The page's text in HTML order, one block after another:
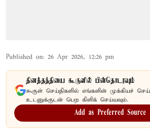
Published on: 26 Apr 2026, 12:26 pm
தினத்தந்தியை கூகுளில் பின்தொடரவும்
கூகுள் செய்திகளில் எங்களின் முக்கியச்
உடனுக்குடன் பெற கிளிக் செய்யவும்.
Add as Preferred Source